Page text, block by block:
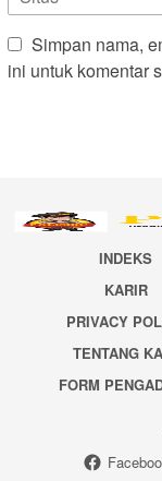
Simpan nama,
ini untuk komentar
INDEKS
KARIR
PRIVACY
TENTANG
FORM